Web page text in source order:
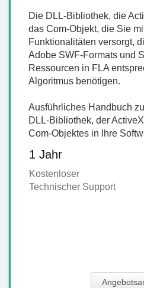
Die DLL-Bibliothek, die
das Com-Objekt, die Sie
Funktionalitäten versorgt,
Adobe SWF-Formats und
Ressourcen in FLA
Algoritmus benötigen.
Ausführliches Handbuch
DLL-Bibliothek, der
Com-Objektes in Ihre
1 Jahr
Kostenloser
Technischer Support